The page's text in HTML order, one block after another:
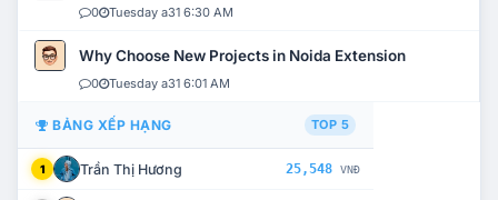
0 Tuesday a31 6:30 AM
Why Choose New Projects in Noida Extension
0 Tuesday a31 6:01 AM
BẢNG XẾP HẠNG TOP 5
1 Trần Thị Hương 25,548 VNĐ